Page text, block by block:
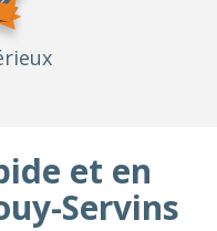
et en
Servins